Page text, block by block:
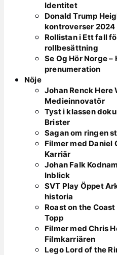
Identitet
Donald Trump
kontroverser 2024
Rollistan i Ett fall
rollbesättning
Se Og Hör Norge
prenumeration
Nöje
Johan Renck Here
Medieinnovatör
Tyst i klassen
Brister
Sagan om ringen
Filmer med Daniel
Karriär
Johan Falk
Inblick
SVT Play Öppet
historia
Roast on the
Topp
Filmer med Chris
Filmkarriären
Lego Lord of the